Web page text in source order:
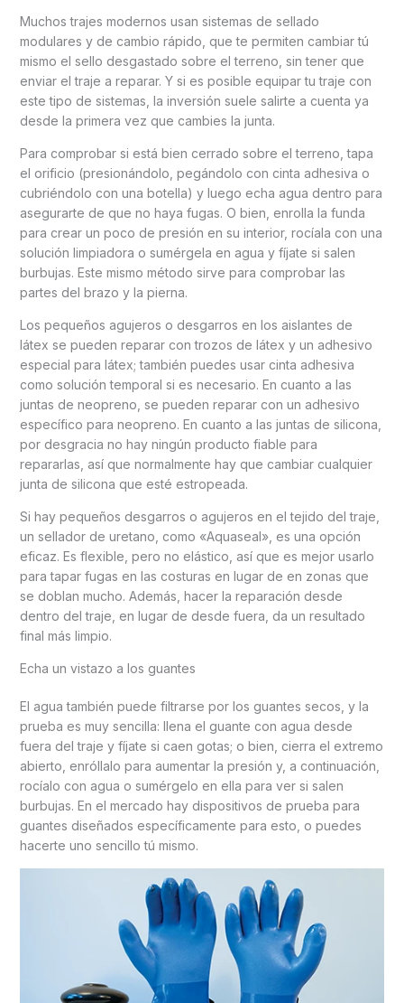
Muchos trajes modernos usan sistemas de sellado
modulares y de cambio rápido, que te permiten cambiar tú
mismo el sello desgastado sobre el terreno, sin tener que
enviar el traje a reparar. Y si es posible equipar tu traje con
este tipo de sistemas, la inversión suele salirte a cuenta ya
desde la primera vez que cambies la junta.
Para comprobar si está bien cerrado sobre el terreno, tapa
el orificio (presionándolo, pegándolo con cinta adhesiva o
cubriéndolo con una botella) y luego echa agua dentro para
asegurarte de que no haya fugas. O bien, enrolla la funda
para crear un poco de presión en su interior, rocíala con una
solución limpiadora o sumérgela en agua y fíjate si salen
burbujas. Este mismo método sirve para comprobar las
partes del brazo y la pierna.
Los pequeños agujeros o desgarros en los aislantes de
látex se pueden reparar con trozos de látex y un adhesivo
especial para látex; también puedes usar cinta adhesiva
como solución temporal si es necesario. En cuanto a las
juntas de neopreno, se pueden reparar con un adhesivo
específico para neopreno. En cuanto a las juntas de silicona,
por desgracia no hay ningún producto fiable para
repararlas, así que normalmente hay que cambiar cualquier
junta de silicona que esté estropeada.
Si hay pequeños desgarros o agujeros en el tejido del traje,
un sellador de uretano, como «Aquaseal», es una opción
eficaz. Es flexible, pero no elástico, así que es mejor usarlo
para tapar fugas en las costuras en lugar de en zonas que
se doblan mucho. Además, hacer la reparación desde
dentro del traje, en lugar de desde fuera, da un resultado
final más limpio.
Echa un vistazo a los guantes
El agua también puede filtrarse por los guantes secos, y la
prueba es muy sencilla: llena el guante con agua desde
fuera del traje y fíjate si caen gotas; o bien, cierra el extremo
abierto, enróllalo para aumentar la presión y, a continuación,
rocíalo con agua o sumérgelo en ella para ver si salen
burbujas. En el mercado hay dispositivos de prueba para
guantes diseñados específicamente para esto, o puedes
hacerte uno sencillo tú mismo.